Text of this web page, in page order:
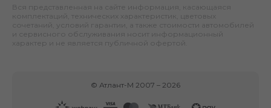
Вся представленная на сайте информация, касающаяся
комплектаций, технических характеристик, цветовых
сочетаний, условий гарантии, а также стоимости автомобилей
и сервисного обслуживания носит информационный
характер и не является публичной офертой.
© Атлант-М 2007 – 2026